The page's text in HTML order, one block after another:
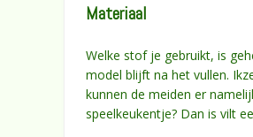
Materiaal
Welke stof je gebruikt, is
model blijft na het vullen.
kunnen de meiden er
speelkeukentje? Dan is vilt